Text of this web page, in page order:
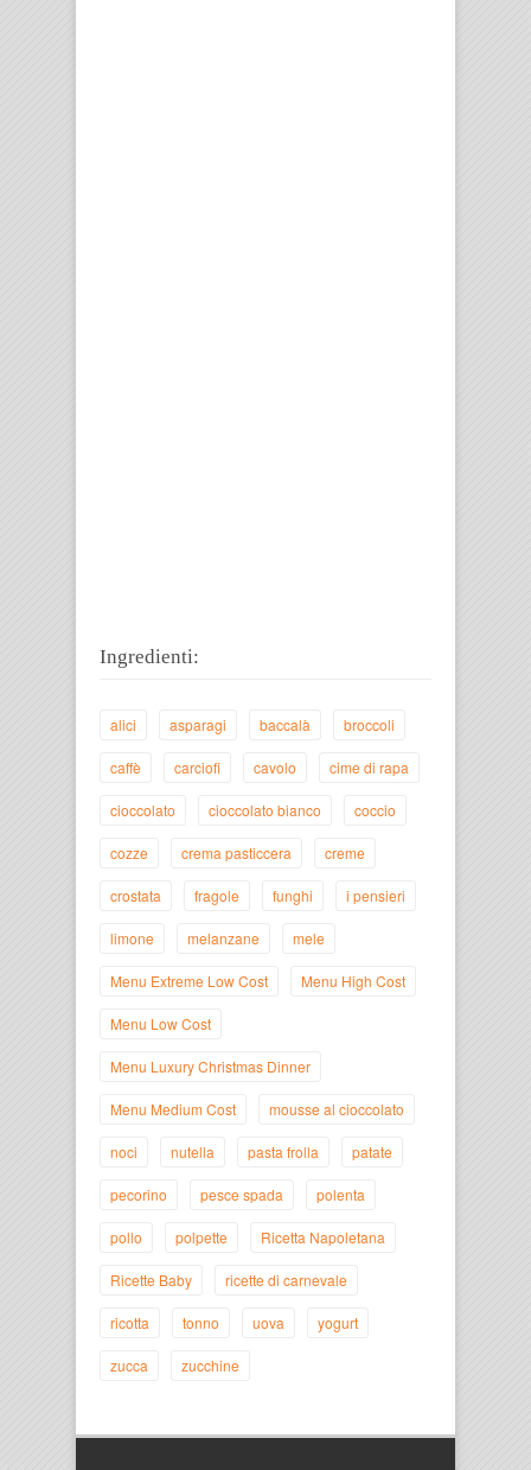
Ingredienti:
alici asparagi baccalà broccoli
caffè carciofi cavolo cime di rapa
cioccolato cioccolato bianco coccio
cozze crema pasticcera creme
crostata fragole funghi i pensieri
limone melanzane mele
Menu Extreme Low Cost Menu High Cost
Menu Low Cost
Menu Luxury Christmas Dinner
Menu Medium Cost mousse al cioccolato
noci nutella pasta frolla patate
pecorino pesce spada polenta
pollo polpette Ricetta Napoletana
Ricette Baby ricette di carnevale
ricotta tonno uova yogurt
zucca zucchine